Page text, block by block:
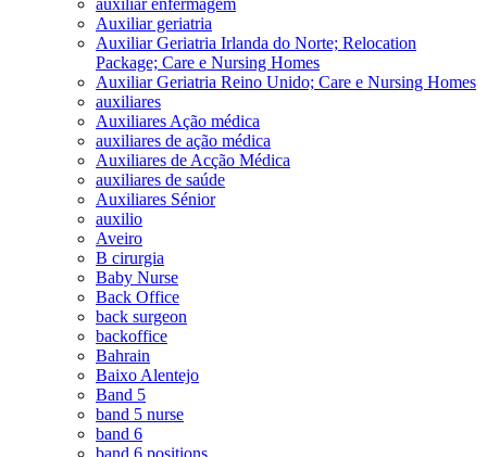
Auxiliar geriatria
Auxiliar Geriatria Irlanda do Norte; Relocation
Package; Care e Nursing Homes
Auxiliar Geriatria Reino Unido; Care e Nursing Homes
auxiliares
Auxiliares Ação médica
auxiliares de ação médica
Auxiliares de Acção Médica
auxiliares de saúde
Auxiliares Sénior
auxilio
Aveiro
B cirurgia
Baby Nurse
Back Office
back surgeon
backoffice
Bahrain
Baixo Alentejo
Band 5
band 5 nurse
band 6
band 6 positions